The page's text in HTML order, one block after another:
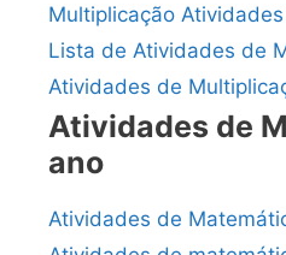
Multiplicação
Lista de Atividades de
Atividades de
Atividades de
ano
Atividades de